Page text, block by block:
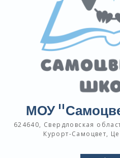
МОУ
624640, Свердловская
Курорт-Самоцвет,